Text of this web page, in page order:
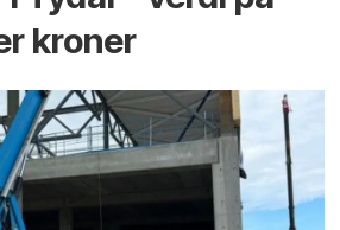
kroner